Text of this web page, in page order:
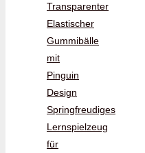
Transparenter
Elastischer
Gummibälle
mit
Pinguin
Design
Springfreudiges
Lernspielzeug
für